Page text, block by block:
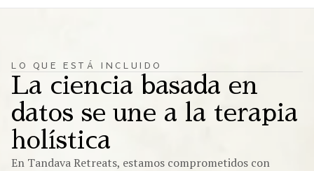
LO QUE ESTÁ INCLUIDO
La ciencia basada en
datos se une a la terapia
holística
En Tandava Retreats, estamos comprometidos con